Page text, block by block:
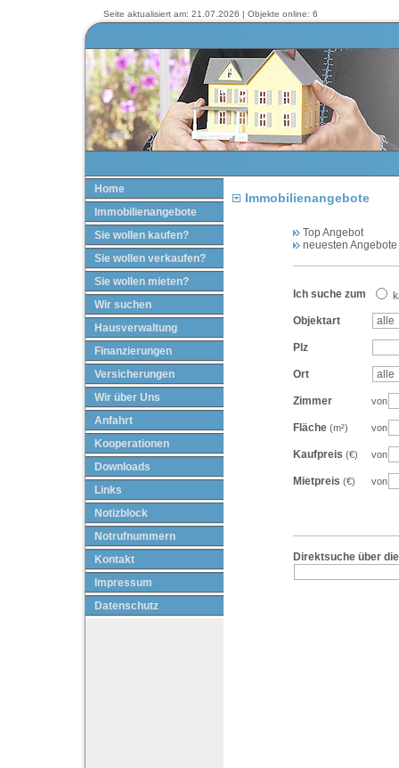
Seite aktualisiert am: 21.07.2026 | Objekte online: 6
Home
Immobilienangebote
Sie wollen kaufen?
Sie wollen verkaufen?
Sie wollen mieten?
Wir suchen
Hausverwaltung
Finanzierungen
Versicherungen
Wir über Uns
Anfahrt
Kooperationen
Downloads
Links
Notizblock
Notrufnummern
Kontakt
Impressum
Datenschutz
Immobilienangebote
Top Angebot
neuesten Angebote
Ich suche zum
Objektart
Plz
Ort
Zimmer von
Fläche (m²) von
Kaufpreis (€) von
Mietpreis (€) von
Direktsuche über